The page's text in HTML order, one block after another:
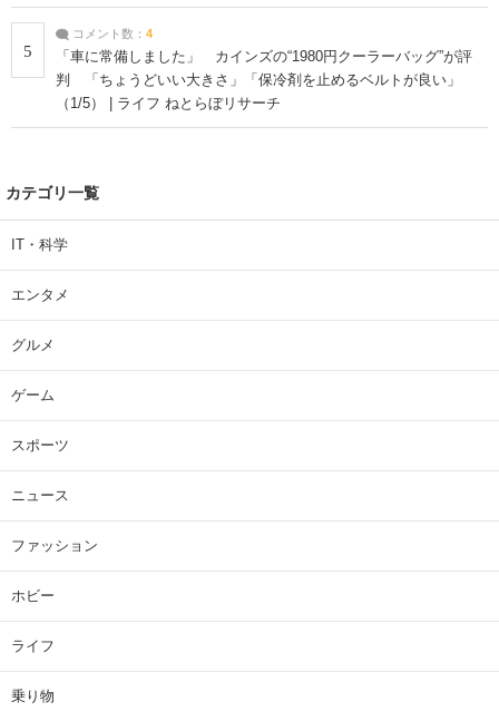
5
コメント数： 4
「車に常備しました」 カインズの“1980円クーラーバッグ”が評
判 「ちょうどいい大きさ」「保冷剤を止めるベルトが良い」
（1/5） | ライフ ねとらぼリサーチ
カテゴリ一覧
IT・科学
エンタメ
グルメ
ゲーム
スポーツ
ニュース
ファッション
ホビー
ライフ
乗り物